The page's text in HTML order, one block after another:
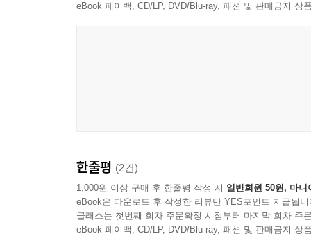
eBook 페이백, CD/LP, DVD/Blu-ray, 패션 및 판매금지 상
한줄평 (2건)
1,000원 이상 구매 후 한줄평 작성 시 일반회원 50원, 마니
eBook은 다운로드 후 작성한 리뷰만 YES포인트 지급됩니
클래스는 첫번째 회차 주문확정 시점부터 마지막 회차 주
eBook 페이백, CD/LP, DVD/Blu-ray, 패션 및 판매금지 상